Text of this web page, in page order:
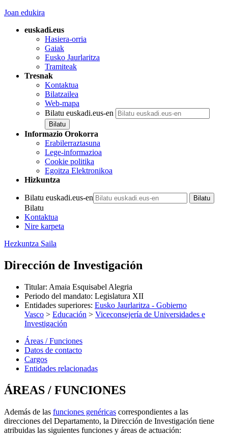
Joan edukira
euskadi.eus
Hasiera-orria
Gaiak
Eusko Jaurlaritza
Tramiteak
Tresnak
Kontaktua
Bilatzailea
Web-mapa
Bilatu euskadi.eus-en
Informazio Orokorra
Erabilerraztasuna
Lege-informazioa
Cookie politika
Egoitza Elektronikoa
Hizkuntza
Bilatu euskadi.eus-en
Bilatu
Kontaktua
Nire karpeta
Hezkuntza Saila
Dirección de Investigación
Titular: Amaia Esquisabel Alegria
Periodo del mandato: Legislatura XII
Entidades superiores: Eusko Jaurlaritza - Gobierno
Vasco > Educación > Viceconsejería de Universidades e
Investigación
Áreas / Funciones
Datos de contacto
Cargos
Entidades relacionadas
ÁREAS / FUNCIONES
Además de las funciones genéricas correspondientes a las
direcciones del Departamento, la Dirección de Investigación tiene
atribuidas las siguientes funciones y áreas de actuación: